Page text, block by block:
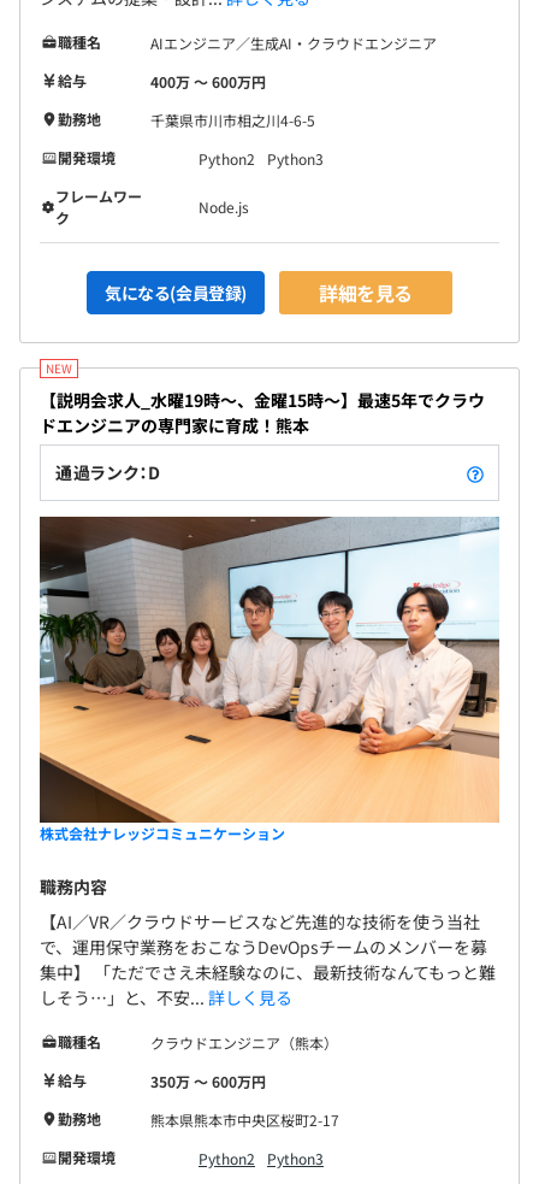
職種名
AIエンジニア／生成AI・クラウドエンジニア
給与
400万 〜 600万円
勤務地
千葉県市川市相之川4-6-5
開発環境
Python2
Python3
フレームワー
ク
Node.js
気になる(会員登録) 詳細を見る
【説明会求人_水曜19時～、金曜15時～】最速5年でクラウ
ドエンジニアの専門家に育成！熊本
通過ランク：D
株式会社ナレッジコミュニケーション
職務内容
【AI／VR／クラウドサービスなど先進的な技術を使う当社
で、運用保守業務をおこなうDevOpsチームのメンバーを募
集中】 「ただでさえ未経験なのに、最新技術なんてもっと難
しそう…」と、不安... 詳しく見る
職種名
クラウドエンジニア（熊本）
給与
350万 〜 600万円
勤務地
熊本県熊本市中央区桜町2-17
開発環境
Python2
Python3